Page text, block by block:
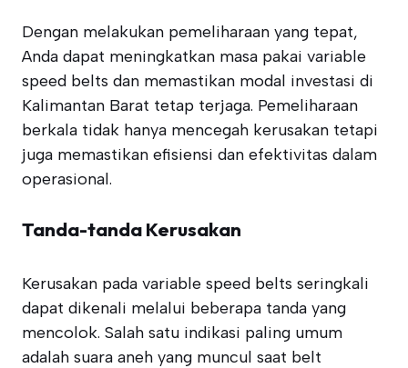
Dengan melakukan pemeliharaan yang tepat,
Anda dapat meningkatkan masa pakai variable
speed belts dan memastikan modal investasi di
Kalimantan Barat tetap terjaga. Pemeliharaan
berkala tidak hanya mencegah kerusakan tetapi
juga memastikan efisiensi dan efektivitas dalam
operasional.
Tanda-tanda Kerusakan
Kerusakan pada variable speed belts seringkali
dapat dikenali melalui beberapa tanda yang
mencolok. Salah satu indikasi paling umum
adalah suara aneh yang muncul saat belt